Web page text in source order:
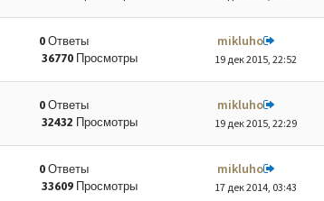
0 Ответы
36770 Просмотры
mikluho
19 дек 2015, 22:52
0 Ответы
32432 Просмотры
mikluho
19 дек 2015, 22:29
0 Ответы
33609 Просмотры
mikluho
17 дек 2014, 03:43